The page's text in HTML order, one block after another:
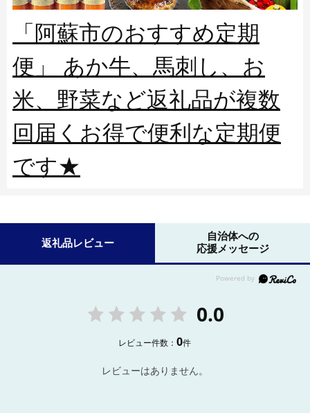
「阿蘇市のおすすめ定期
便」 あか牛、馬刺し、お
米、野菜など返礼品が複数
回届くお得で便利な定期便
です★
返礼品レビュー
自治体への
応援メッセージ
0.0
レビュー件数：0件
レビューはありません。